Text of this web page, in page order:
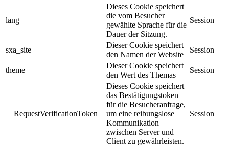
lang
Dieses Cookie speichert
die vom Besucher
gewählte Sprache für die
Dauer der Sitzung.
Session
sxa_site
Dieser Cookie speichert
den Namen der Website
Session
theme
Dieser Cookie speichert
den Wert des Themas
Session
__RequestVerificationToken
Dieses Cookie speichert
das Bestätigungstoken
für die Besucheranfrage,
um eine reibungslose
Kommunikation
zwischen Server und
Client zu gewährleisten.
Session